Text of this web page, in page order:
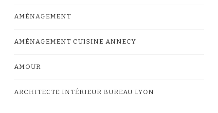
AMÉNAGEMENT
AMÉNAGEMENT CUISINE ANNECY
AMOUR
ARCHITECTE INTÉRIEUR BUREAU LYON